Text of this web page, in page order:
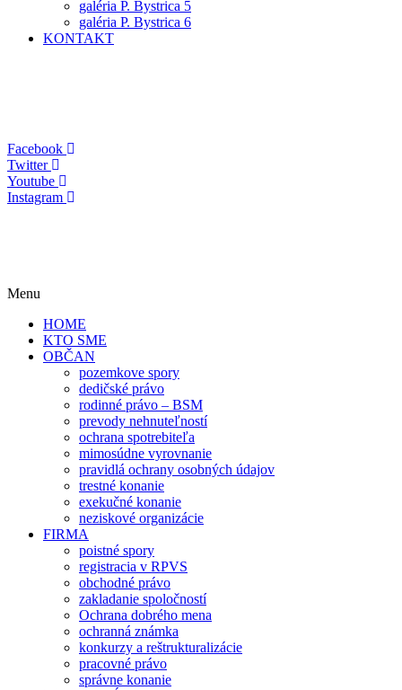
galéria P. Bystrica 5
galéria P. Bystrica 6
KONTAKT
Facebook
Twitter
Youtube
Instagram
Menu
HOME
KTO SME
OBČAN
pozemkove spory
dedičské právo
rodinné právo – BSM
prevody nehnuteľností
ochrana spotrebiteľa
mimosúdne vyrovnanie
pravidlá ochrany osobných údajov
trestné konanie
exekučné konanie
neziskové organizácie
FIRMA
poistné spory
registracia v RPVS
obchodné právo
zakladanie spoločností
Ochrana dobrého mena
ochranná známka
konkurzy a reštrukturalizácie
pracovné právo
správne konanie